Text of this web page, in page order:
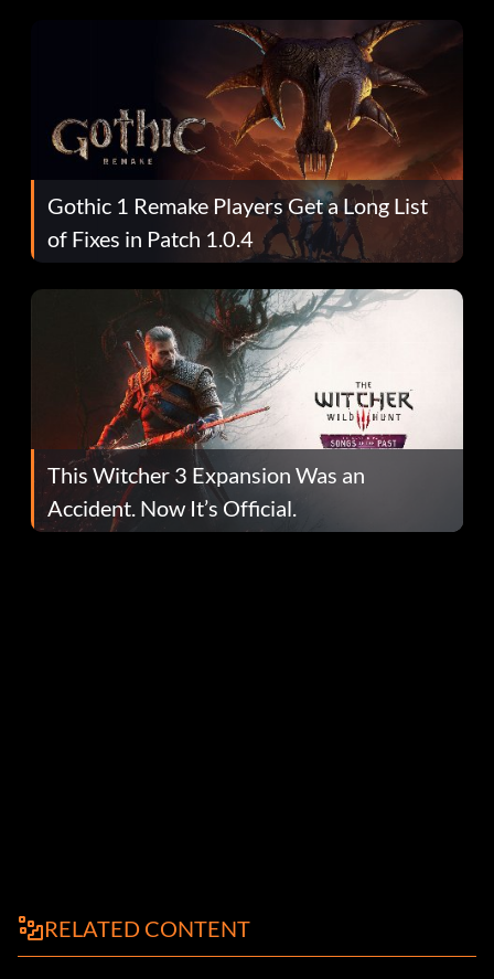
Gothic 1 Remake Players Get a Long List
of Fixes in Patch 1.0.4
This Witcher 3 Expansion Was an
Accident. Now It’s Official.
RELATED CONTENT